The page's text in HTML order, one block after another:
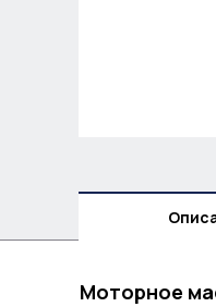
Моторное